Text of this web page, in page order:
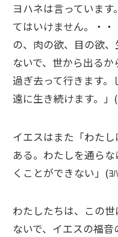
ヨハネは言っていま
てはいけません。・
の、肉の欲、目の欲
ないで、世から出るか
過ぎ去って行きます
遠に生き続けます。」
イエスはまた「わた
ある。わたしを通ら
くことができない」(ﾖ
わたしたちは、この
ないで、イエスの福